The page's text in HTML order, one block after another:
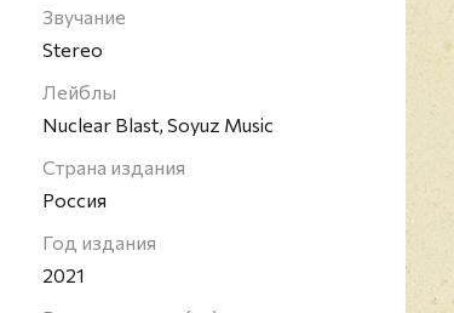
Звучание
Stereo
Лейблы
Nuclear Blast, Soyuz Music
Страна издания
Россия
Год издания
2021